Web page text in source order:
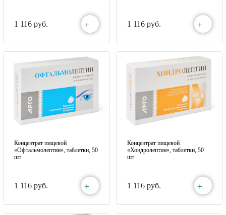
1 116 руб. + 1 116 руб. +
Концентрат пищевой
«Офтальмолептин», таблетки, 50
шт
1 116 руб. +
Концентрат пищевой
«Хондролептин», таблетки, 50
шт
1 116 руб. +